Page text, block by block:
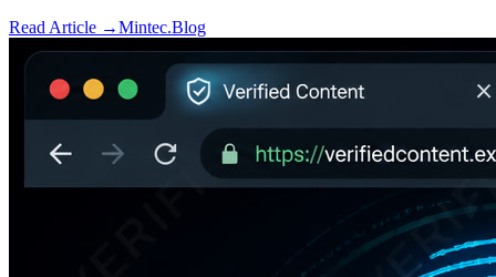
Read Article →Mintec.Blog